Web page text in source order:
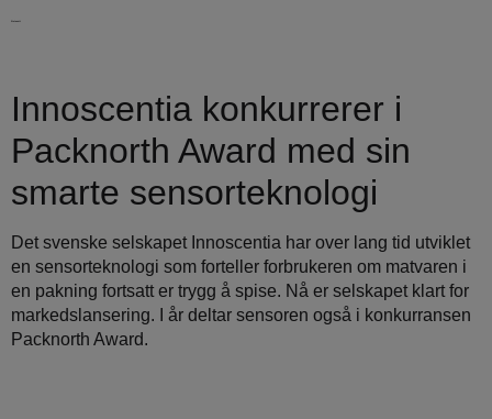
Innoscentia konkurrerer i
Packnorth Award med sin
smarte sensorteknologi
Det svenske selskapet Innoscentia har over lang tid utviklet
en sensorteknologi som forteller forbrukeren om matvaren i
en pakning fortsatt er trygg å spise. Nå er selskapet klart for
markedslansering. I år deltar sensoren også i konkurransen
Packnorth Award.